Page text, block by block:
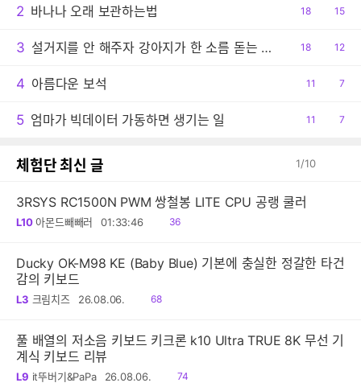
2 바나나 오래 보관하는법
공
18
댓
15
3 설거지를 안 해주자 강아지가 한 소름 돋는 행동
공
18
댓
12
4 아름다운 보석
공
11
댓
7
5 엄마가 빅데이터 가동하면 생기는 일
공
11
댓
7
체험단 최신 글 1/10
3RSYS RC1500N PWM 쌍철봉 LITE CPU 공랭 쿨러
L10 아몬드빼빼러 01:33:46
읽
36
Ducky OK-M98 KE (Baby Blue) 기본에 충실한 정갈한 타건
감의 키보드
L3 크림치즈 26.08.06.
읽
68
풀 배열의 저소음 키보드 키크론 k10 Ultra TRUE 8K 무선 기
계식 키보드 리뷰
L9 it뚜버기&PaPa 26.08.06.
읽
74